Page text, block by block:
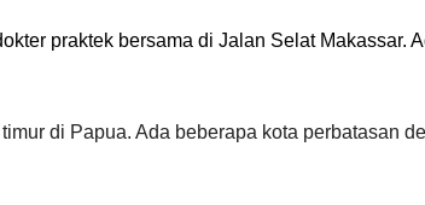
praktek bersama di Jalan Selat Makassar.
di Papua. Ada beberapa kota perbatasan